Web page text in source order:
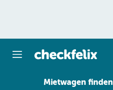
Mietwagen finden